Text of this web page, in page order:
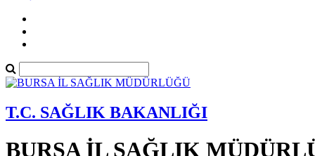
T.C. SAĞLIK BAKANLIĞI
BURSA İL SAĞLIK